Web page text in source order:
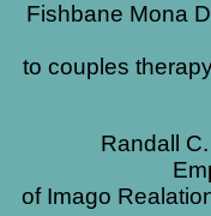
1) Fishbane
to couples
Randall
of Imago